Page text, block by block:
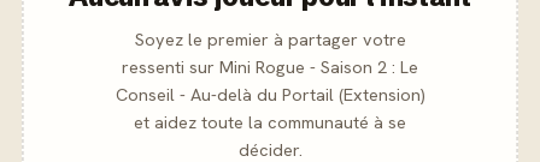
Soyez le premier à partager votre
ressenti sur Mini Rogue - Saison 2 : Le
Conseil - Au-delà du Portail (Extension)
et aidez toute la communauté à se
décider.